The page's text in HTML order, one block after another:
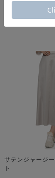
サテンジャージ
ト